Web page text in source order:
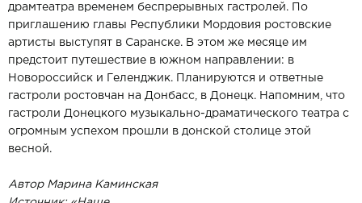
драмтеатра временем беспрерывных гастролей. По
приглашению главы Республики Мордовия ростовские
артисты выступят в Саранске. В этом же месяце им
предстоит путешествие в южном направлении: в
Новороссийск и Геленджик. Планируются и ответные
гастроли ростовчан на Донбасс, в Донецк. Напомним, что
гастроли Донецкого музыкально-драматического театра с
огромным успехом прошли в донской столице этой
весной.
Автор Марина Каминская